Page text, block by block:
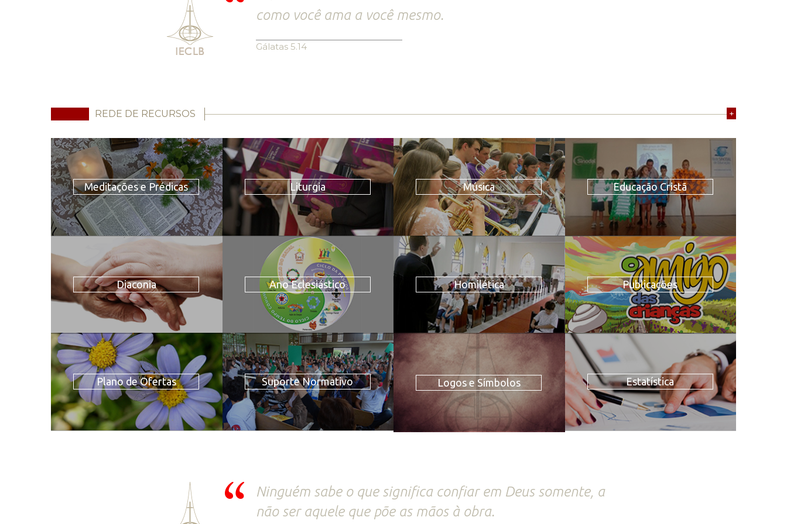
como você ama a você mesmo.
Gálatas 5.14
REDE DE RECURSOS +
Meditações e Prédicas Liturgia Música Educação Cristã
Diaconia Ano Eclesiástico Homilética Publicações
Plano de Ofertas Suporte Normativo Logos e Símbolos Estatística
Ninguém sabe o que significa confiar em Deus somente, a
não ser aquele que põe as mãos à obra.